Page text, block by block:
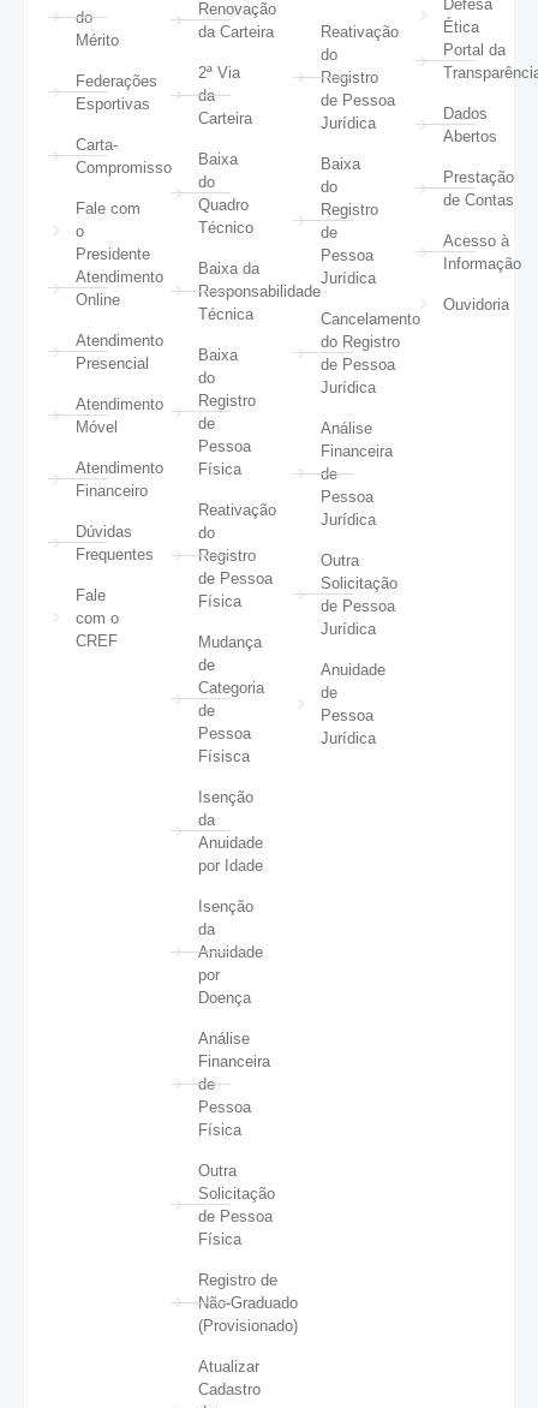
do
Mérito
Federações
Esportivas
Carta-
Compromisso
Fale com
o
Presidente
Atendimento
Online
Atendimento
Presencial
Atendimento
Móvel
Atendimento
Financeiro
Dúvidas
Frequentes
Fale
com o
CREF
Renovação
da Carteira
2ª Via
da
Carteira
Baixa
do
Quadro
Técnico
Baixa da
Responsabilidade
Técnica
Baixa
do
Registro
de
Pessoa
Física
Reativação
do
Registro
de Pessoa
Física
Mudança
de
Categoria
de
Pessoa
Físisca
Isenção
da
Anuidade
por Idade
Isenção
da
Anuidade
por
Doença
Análise
Financeira
de
Pessoa
Física
Outra
Solicitação
de Pessoa
Física
Registro de
Não-Graduado
(Provisionado)
Atualizar
Cadastro
Reativação
do
Registro
de Pessoa
Jurídica
Baixa
do
Registro
de
Pessoa
Jurídica
Cancelamento
do Registro
de Pessoa
Jurídica
Análise
Financeira
de
Pessoa
Jurídica
Outra
Solicitação
de Pessoa
Jurídica
Anuidade
de
Pessoa
Jurídica
Defesa
Ética
Portal da
Dados
Abertos
Prestação
de Contas
Acesso à
Informação
Ouvidoria